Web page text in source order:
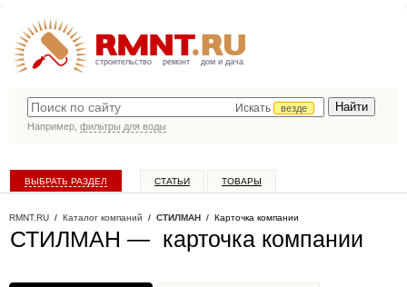
строительство ремонт дом и дача
Искать
везде
Например, фильтры для воды
ВЫБРАТЬ РАЗДЕЛ СТАТЬИ ТОВАРЫ
RMNT.RU / Каталог компаний / СТИЛМАН / Карточка компании
СТИЛМАН — карточка компании